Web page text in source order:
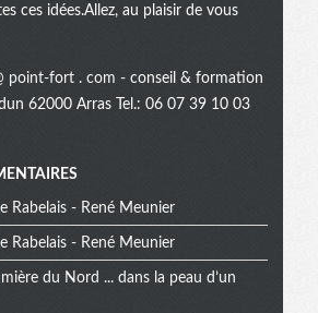
ces idées.Allez, au plaisir de vous
point-fort . com - conseil & formation
62000 Arras Tel.: 06 07 39 10 03
Rabelais - René Meunier
Rabelais - René Meunier
du Nord ... dans la peau d’un